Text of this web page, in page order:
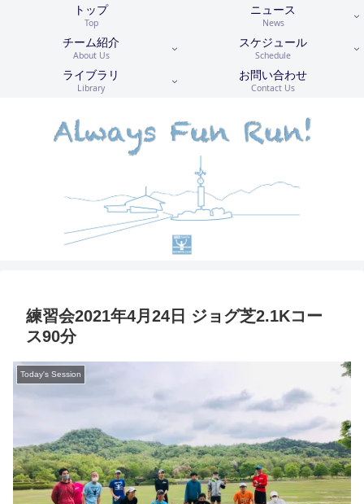
トップ
Top
ニュース
News
チーム紹介
About Us
スケジュール
Schedule
ライブラリ
Library
お問い合わせ
Contact Us
練習会2021年4月24日 ジョグ芝2.1Kコー
ス90分
Today's Session